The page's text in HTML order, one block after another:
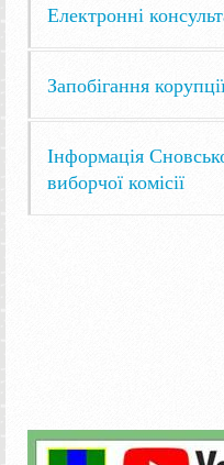
Електронні
Запобігання
Інформація
виборчої комісії